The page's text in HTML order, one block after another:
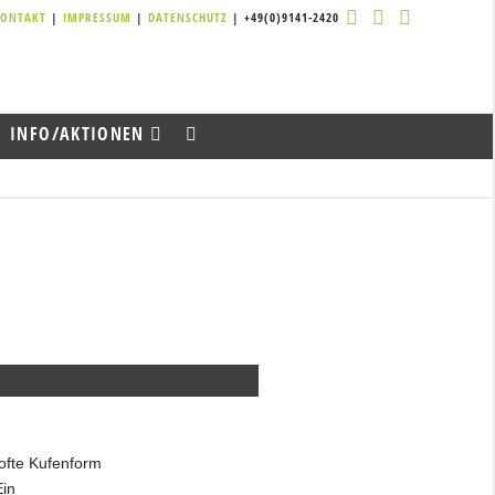
| IMPRESSUM | DATENSCHUTZ | +49(0)9141-2420
INFO/AKTIONEN
Kufenform